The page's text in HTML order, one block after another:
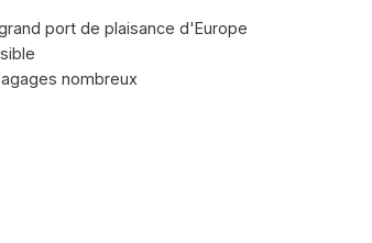
port de plaisance d'Europe
nombreux